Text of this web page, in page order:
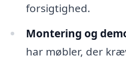
forsigtighed.
Montering og
har møbler, der